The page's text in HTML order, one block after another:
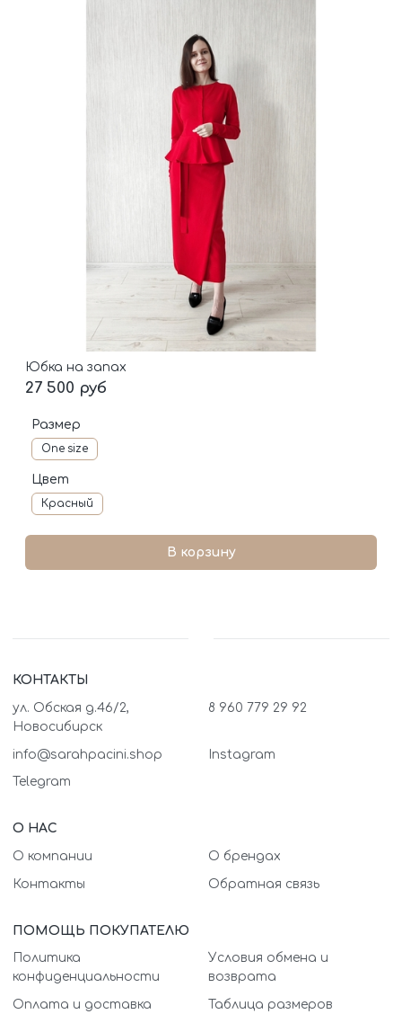
Юбка на запах
27 500 руб
Размер
One size
Цвет
Красный
В корзину
КОНТАКТЫ
ул. Обская д.46/2,
Новосибирск
8 960 779 29 92
info@sarahpacini.shop Instagram
Telegram
О НАС
О компании О брендах
Контакты Обратная связь
ПОМОЩЬ ПОКУПАТЕЛЮ
Политика
конфиденциальности
Условия обмена и
возврата
Оплата и доставка Таблица размеров